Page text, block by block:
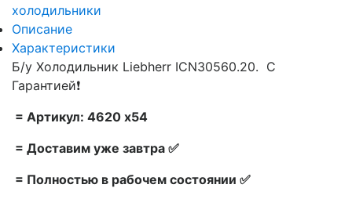
холодильники
Описание
Характеристики
Б/у Холодильник Liebherr ICN30560.20. С
Гарантией❗
= Артикул: 4620 х54
= Доставим уже завтра ✅
= Полностью в рабочем состоянии ✅